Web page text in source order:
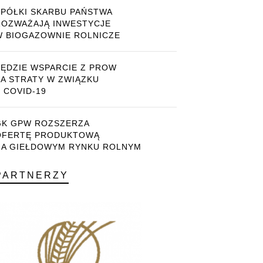
SKARBU PAŃSTWA
INWESTYCJE
BIOGAZOWNIE ROLNICZE
WSPARCIE Z PROW
STRATY W ZWIĄZKU
COVID-19
GPW ROZSZERZA
PRODUKTOWĄ
GIEŁDOWYM RYNKU ROLNYM